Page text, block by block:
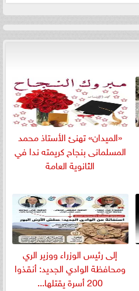
«الميدان» تهنئ الأستاذ محمد
المسلمانى بنجاح كريمته ندا في
الثانوية العامة
إلى رئيس الوزراء ووزير الري
ومحافظة الوادي الجديد: أنقذوا
200 أسرة يقتلها...